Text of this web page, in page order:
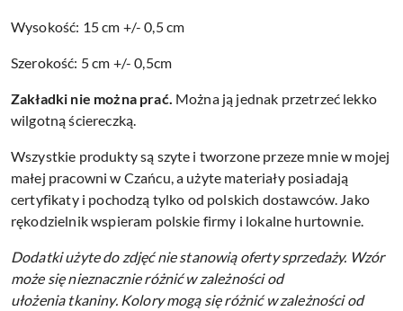
Wysokość: 15 cm +/- 0,5 cm
Szerokość: 5 cm +/- 0,5cm
Zakładki nie można prać. Można ją jednak przetrzeć lekko
wilgotną ściereczką.
Wszystkie produkty są szyte i tworzone przeze mnie w mojej
małej pracowni w Czańcu, a użyte materiały posiadają
certyfikaty i pochodzą tylko od polskich dostawców. Jako
rękodzielnik wspieram polskie firmy i lokalne hurtownie.
Dodatki użyte do zdjęć nie stanowią oferty sprzedaży. Wzór
może się nieznacznie różnić w zależności od
ułożenia tkaniny. Kolory mogą się różnić w zależności od